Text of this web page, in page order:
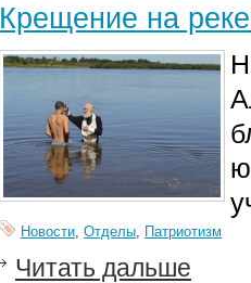
Крещение на
Новости, Отделы, Патриотизм
Читать дальше